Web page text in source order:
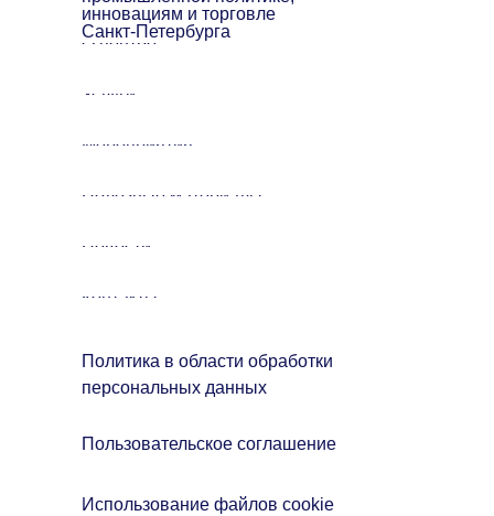
О центре
Услуги
Мероприятия
Полезные материалы
Новости
Контакты
Пользовательское соглашение
Использование файлов cookie
Политика в области обработки
персональных данных
инновациям и торговле
Санкт-Петербурга